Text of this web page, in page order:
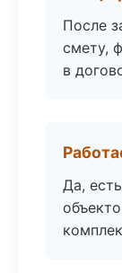
После
смету,
в
Да,